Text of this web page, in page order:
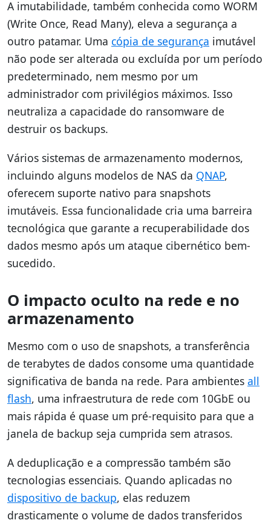
A imutabilidade, também conhecida como WORM
(Write Once, Read Many), eleva a segurança a
outro patamar. Uma cópia de segurança imutável
não pode ser alterada ou excluída por um período
predeterminado, nem mesmo por um
administrador com privilégios máximos. Isso
neutraliza a capacidade do ransomware de
destruir os backups.
Vários sistemas de armazenamento modernos,
incluindo alguns modelos de NAS da QNAP,
oferecem suporte nativo para snapshots
imutáveis. Essa funcionalidade cria uma barreira
tecnológica que garante a recuperabilidade dos
dados mesmo após um ataque cibernético bem-
sucedido.
O impacto oculto na rede e no
armazenamento
Mesmo com o uso de snapshots, a transferência
de terabytes de dados consome uma quantidade
significativa de banda na rede. Para ambientes all
flash, uma infraestrutura de rede com 10GbE ou
mais rápida é quase um pré-requisito para que a
janela de backup seja cumprida sem atrasos.
A deduplicação e a compressão também são
tecnologias essenciais. Quando aplicadas no
dispositivo de backup, elas reduzem
drasticamente o volume de dados transferidos